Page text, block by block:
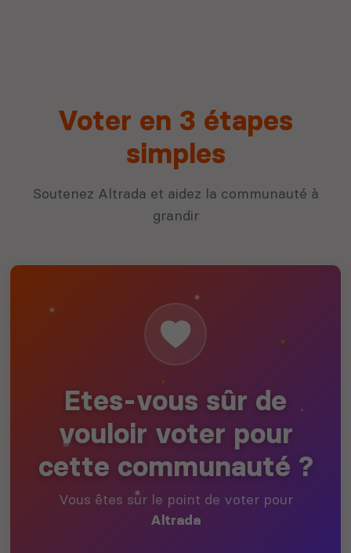
Voter en 3 étapes
simples
Soutenez Altrada et aidez la communauté à
grandir
Etes-vous sûr de
vouloir voter pour
cette communauté ?
Vous êtes sur le point de voter pour
Altrada